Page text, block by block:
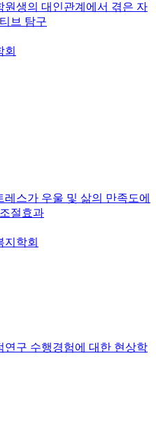
원생의 대인관계에서 겪은 자
브 탐구
회
스가 우울 및 삶의 만족도에
절효과
지학회
구 수행경험에 대한 현상학